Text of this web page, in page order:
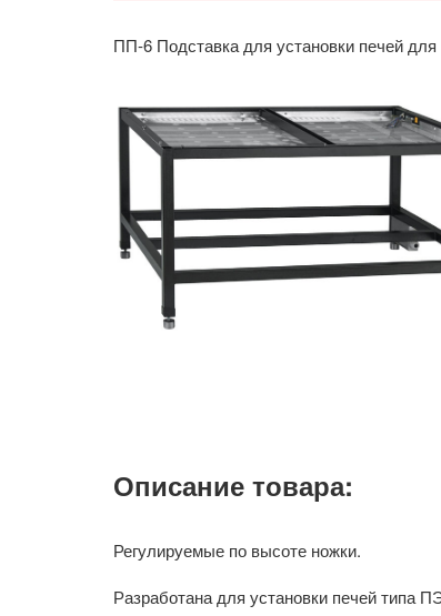
ПП-6 Подставка для установки печей
Описание товара:
Регулируемые по высоте ножки.
Разработана для установки печей типа